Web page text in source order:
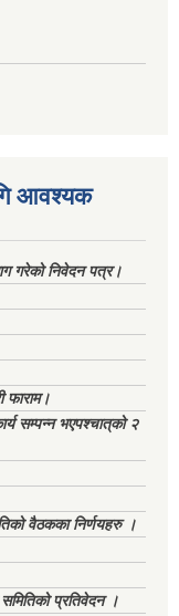
आवश्यक
गरेको निवेदन पत्र।
फाराम।
सम्पन्न भएपश्चात्‌को २
वैठकका निर्णयहरु ।
प्रतिवेदन ।